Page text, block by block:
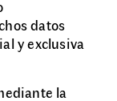
datos
y exclusiva
la